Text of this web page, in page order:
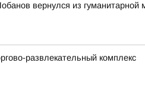
вернулся из
развлекательный комплекс